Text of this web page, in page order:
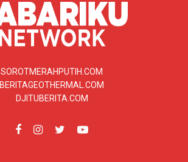
SOROTMERAHPUTIH.COM
BERITAGEOTHERMAL.COM
DJITUBERITA.COM